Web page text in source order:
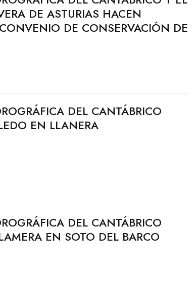
DE ASTURIAS HACEN
DE CONSERVACIÓN DE
DEL CANTÁBRICO
EN LLANERA
DEL CANTÁBRICO
EN SOTO DEL BARCO